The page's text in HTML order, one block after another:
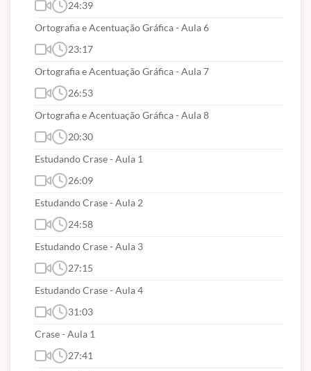
24:39
Ortografia e Acentuação Gráfica - Aula 6
23:17
Ortografia e Acentuação Gráfica - Aula 7
26:53
Ortografia e Acentuação Gráfica - Aula 8
20:30
Estudando Crase - Aula 1
26:09
Estudando Crase - Aula 2
24:58
Estudando Crase - Aula 3
27:15
Estudando Crase - Aula 4
31:03
Crase - Aula 1
27:41